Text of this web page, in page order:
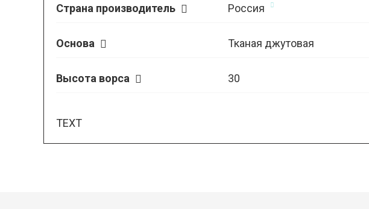
Страна производитель Россия
Основа Тканая джутовая
Высота ворса 30
TEXT